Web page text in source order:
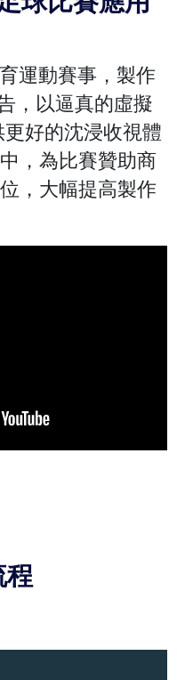
運動賽事，製作
，以逼真的虛擬
好的沈浸收視體
，為比賽贊助商
，大幅提高製作